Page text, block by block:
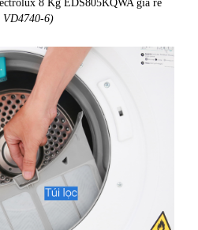
8 Kg EDS805KQWA giá rẻ
6)